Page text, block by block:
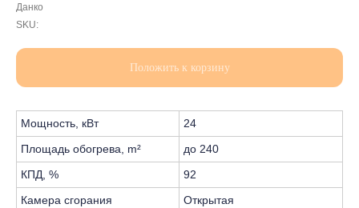
Данко
SKU:
Положить к корзину
Мощность, кВт
24
Площадь обогрева, m²
до 240
КПД, %
92
Камера сгорания
Открытая